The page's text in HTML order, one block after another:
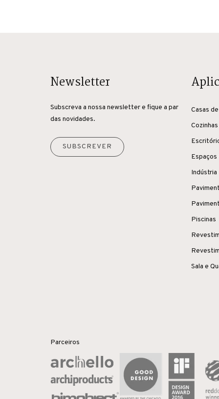
Newsletter
Subscreva a nossa newsletter e fique a par
das novidades.
SUBSCREVER
Casas
Cozinhas
Espaços
Indústria
Piscinas
Sala e
Parceiros